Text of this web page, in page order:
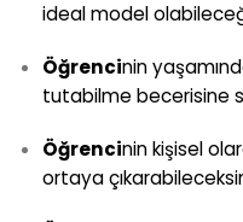
ideal model
Öğrencinin
tutabilme becerisine
Öğrencinin kişisel
ortaya